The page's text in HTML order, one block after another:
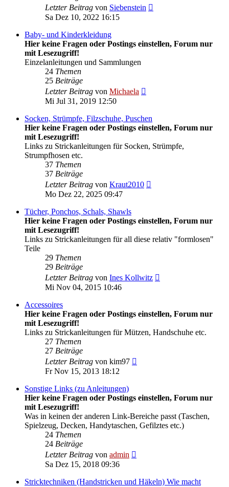
Letzter Beitrag von Siebenstein
Sa Dez 10, 2022 16:15
Baby- und Kinderkleidung
Hier keine Fragen oder Postings einstellen, Forum nur
mit Lesezugriff!
Einzelanleitungen und Sammlungen
24 Themen
25 Beiträge
Letzter Beitrag von Michaela
Mi Jul 31, 2019 12:50
Socken, Strümpfe, Filzschuhe, Puschen
Hier keine Fragen oder Postings einstellen, Forum nur
mit Lesezugriff!
Links zu Strickanleitungen für Socken, Strümpfe,
Strumpfhosen etc.
37 Themen
37 Beiträge
Letzter Beitrag von Kraut2010
Mo Dez 22, 2025 09:47
Tücher, Ponchos, Schals, Shawls
Hier keine Fragen oder Postings einstellen, Forum nur
mit Lesezugriff!
Links zu Strickanleitungen für all diese relativ "formlosen"
Teile
29 Themen
29 Beiträge
Letzter Beitrag von Ines Kollwitz
Mi Nov 04, 2015 10:46
Accessoires
Hier keine Fragen oder Postings einstellen, Forum nur
mit Lesezugriff!
Links zu Strickanleitungen für Mützen, Handschuhe etc.
27 Themen
27 Beiträge
Letzter Beitrag von kim97
Fr Nov 15, 2013 18:12
Sonstige Links (zu Anleitungen)
Hier keine Fragen oder Postings einstellen, Forum nur
mit Lesezugriff!
Was in keinen der anderen Link-Bereiche passt (Taschen,
Spielzeug, Decken, Handytaschen, Gefilztes etc.)
24 Themen
24 Beiträge
Letzter Beitrag von admin
Sa Dez 15, 2018 09:36
Stricktechniken (Handstricken und Häkeln) Wie macht